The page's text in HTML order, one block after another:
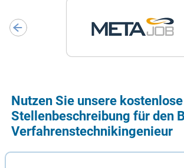
Nutzen Sie unsere kostenlose
Stellenbeschreibung für den
Verfahrenstechnikingenieur